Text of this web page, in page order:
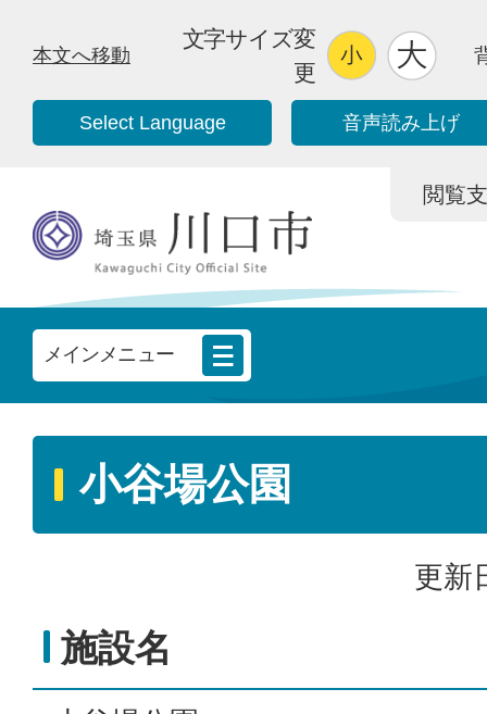
本文へ移動
文字サイズ変
更
Select Language 音声読み上げ
閲覧
メインメニュー
小谷場公園
更新
施設名